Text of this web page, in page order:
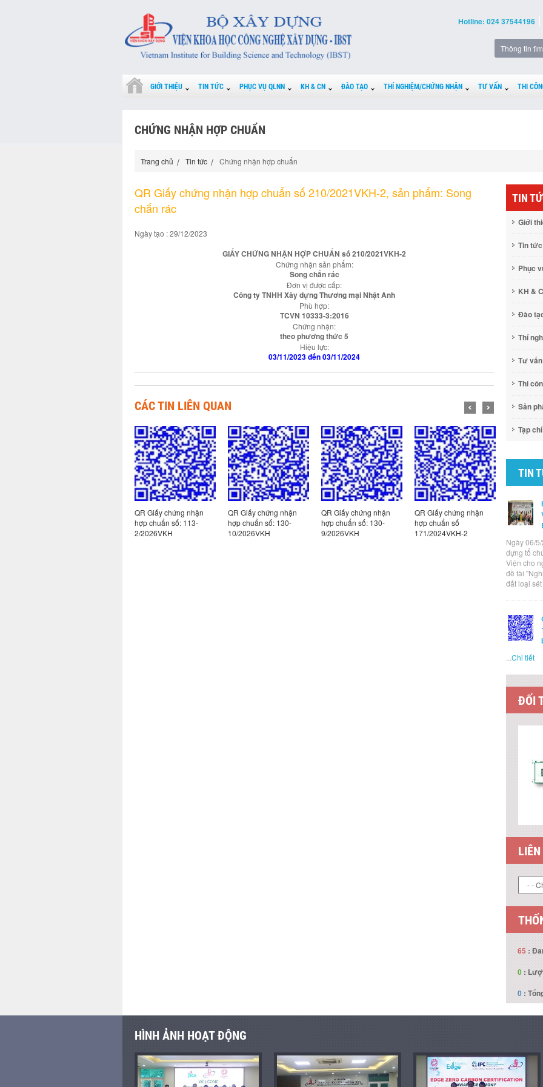
Hotline: 024 37544196
GIỚI THIỆU TIN TỨC PHỤC VỤ QLNN KH & CN ĐÀO TẠO THÍ NGHIỆM/CHỨNG NHẬN TƯ VẤN THI
CHỨNG NHẬN HỢP CHUẨN
Trang chủ Tin tức Chứng nhận hợp chuẩn
QR Giấy chứng nhận hợp chuẩn số 210/2021VKH-2, sản phẩm: Song
chắn rác
Ngày tạo : 29/12/2023
GIẤY CHỨNG NHẬN HỢP CHUẨN số 210/2021VKH-2
Chứng nhận sản phẩm:
Song chắn rác
Đơn vị được cấp:
Công ty TNHH Xây dựng Thương mại Nhật Anh
Phù hợp:
TCVN 10333-3:2016
Chứng nhận:
theo phương thức 5
Hiệu lực:
03/11/2023 đến 03/11/2024
CÁC TIN LIÊN QUAN
QR Giấy chứng nhận
hợp chuẩn số: 113-
2/2026VKH
QR Giấy chứng nhận
hợp chuẩn số: 130-
10/2026VKH
QR Giấy chứng nhận
hợp chuẩn số: 130-
9/2026VKH
QR Giấy chứng nhận
hợp chuẩn số
171/2024VKH-2
QR Giấy
hợp
TIN
Giới
Tin tức
Phục
KH &
Đào
Thí
Tư vấn
Thi
Sản
Tạp chí
TIN
Ngày 06/
dựng tổ
Viện cho
đề tài
đất loại
...Chi tiết
ĐỐI
65 :
0 :
0 :
HÌNH ẢNH HOẠT ĐỘNG